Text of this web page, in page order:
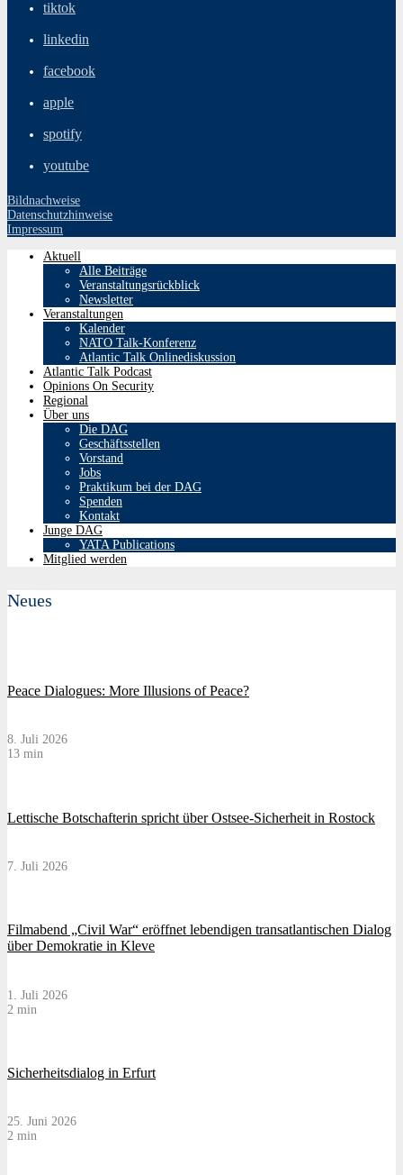
tiktok
linkedin
facebook
apple
spotify
youtube
Bildnachweise
Datenschutzhinweise
Impressum
Aktuell
Alle Beiträge
Veranstaltungsrückblick
Newsletter
Veranstaltungen
Kalender
NATO Talk-Konferenz
Atlantic Talk Onlinediskussion
Atlantic Talk Podcast
Opinions On Security
Regional
Über uns
Die DAG
Geschäftsstellen
Vorstand
Jobs
Praktikum bei der DAG
Spenden
Kontakt
Junge DAG
YATA Publications
Mitglied werden
Neues
Peace Dialogues: More Illusions of Peace?
8. Juli 2026
13 min
Lettische Botschafterin spricht über Ostsee-Sicherheit in Rostock
7. Juli 2026
Filmabend „Civil War“ eröffnet lebendigen transatlantischen Dialog
über Demokratie in Kleve
1. Juli 2026
2 min
Sicherheitsdialog in Erfurt
25. Juni 2026
2 min